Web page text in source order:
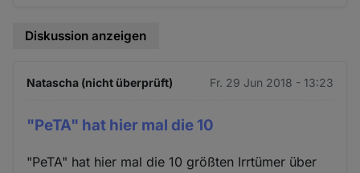
Diskussion anzeigen
Natascha (nicht überprüft) Fr. 29 Jun 2018 - 13:23
"PeTA" hat hier mal die 10
"PeTA" hat hier mal die 10 größten Irrtümer über